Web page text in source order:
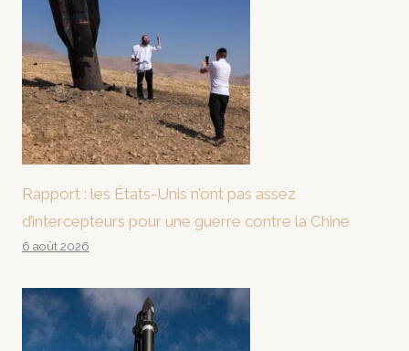
Rapport : les États-Unis n’ont pas assez
d’intercepteurs pour une guerre contre la Chine
6 août 2026